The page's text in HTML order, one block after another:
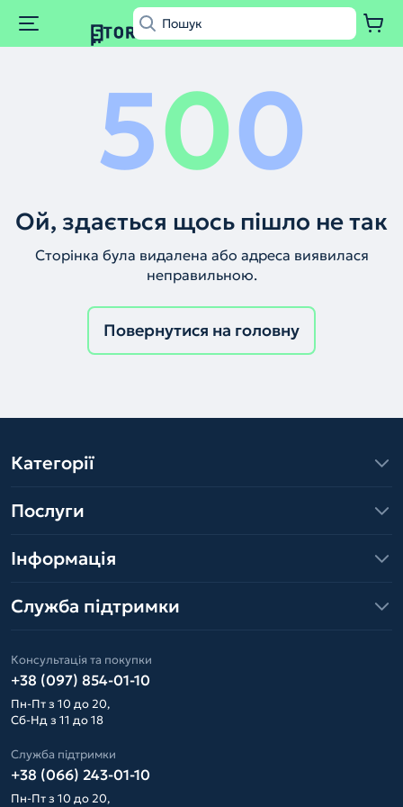
500
Ой, здається щось пішло не так
Сторінка була видалена або адреса виявилася
неправильною.
Повернутися на головну
Категорії
Послуги
Інформація
Служба підтримки
Консультація та покупки
+38 (097) 854-01-10
Пн-Пт з 10 до 20,
Сб-Нд з 11 до 18
Служба підтримки
+38 (066) 243-01-10
Пн-Пт з 10 до 20,